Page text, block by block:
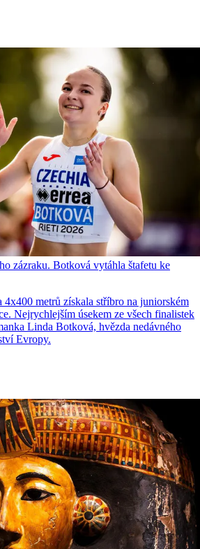
zázraku. Botková vytáhla štafetu ke
4x400 metrů získala stříbro na juniorském
Nejrychlejším úsekem ze všech finalistek
Linda Botková, hvězda nedávného
Evropy.